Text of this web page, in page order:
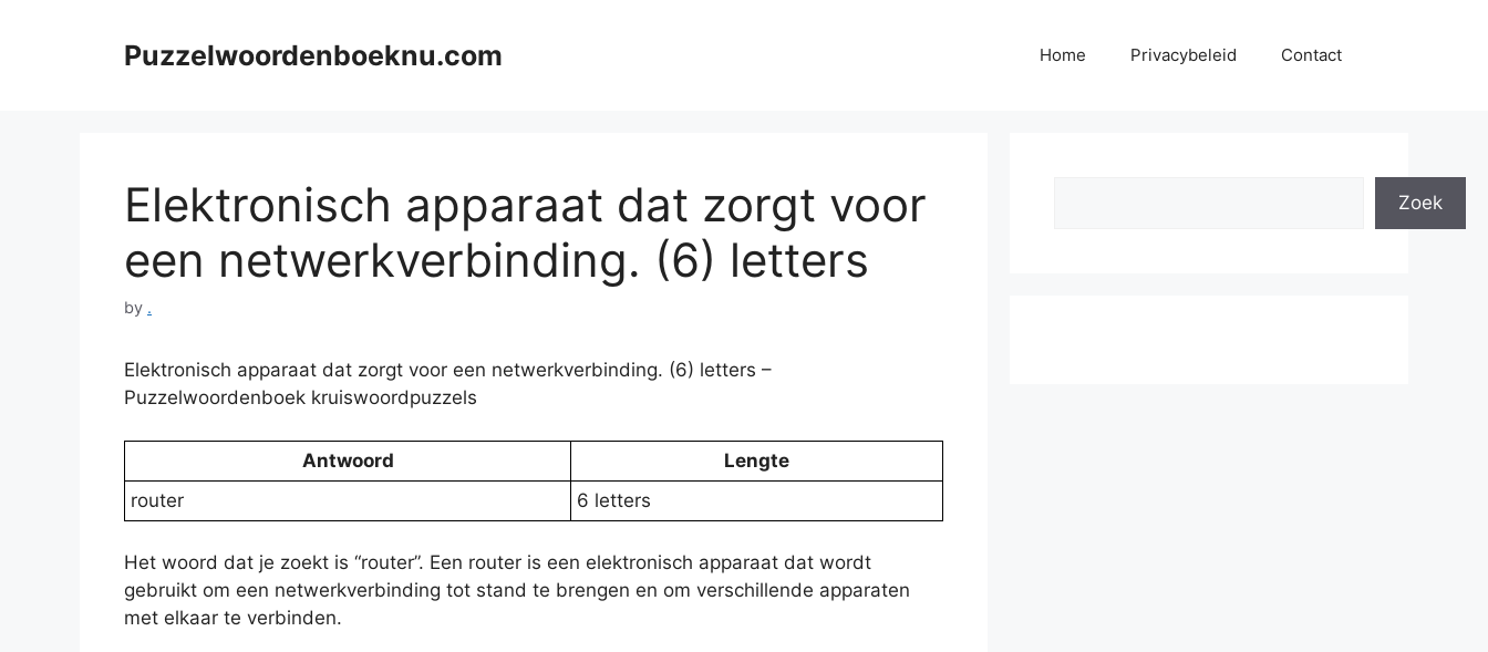
Puzzelwoordenboeknu.com Home Privacybeleid Contact
Elektronisch apparaat dat zorgt voor
een netwerkverbinding. (6) letters
by .
Elektronisch apparaat dat zorgt voor een netwerkverbinding. (6) letters –
Puzzelwoordenboek kruiswoordpuzzels
Antwoord
Lengte
router
6 letters
Het woord dat je zoekt is “router”. Een router is een elektronisch apparaat dat wordt
gebruikt om een netwerkverbinding tot stand te brengen en om verschillende apparaten
met elkaar te verbinden.
Zoek